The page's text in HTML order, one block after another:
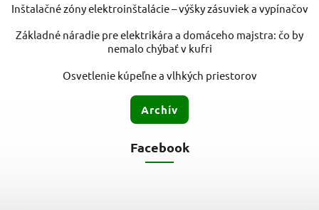
Inštalačné zóny elektroinštalácie – výšky zásuviek a vypínačov
Základné náradie pre elektrikára a domáceho majstra: čo by
nemalo chýbať v kufri
Osvetlenie kúpeľne a vlhkých priestorov
Archív
Facebook